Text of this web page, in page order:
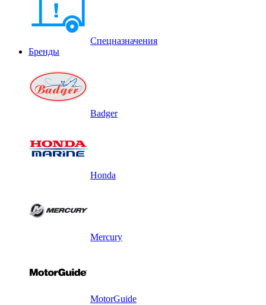
Спецназначения
Бренды
Badger
Honda
Mercury
MotorGuide